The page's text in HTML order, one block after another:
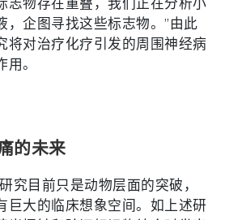
志物存在重叠，我们正在分析小
，企图寻找这些标志物。”由此
将对治疗化疗引发的周围神经病
用。
的未来
究目前只是动物层面的突破，
巨大的临床想象空间。如上述研